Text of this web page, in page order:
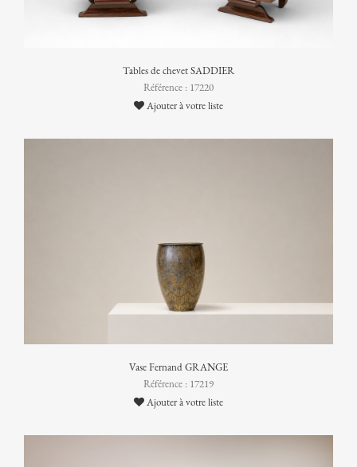
Tables de chevet SADDIER
Référence : 17220
Ajouter à votre liste
Vase Fernand GRANGE
Référence : 17219
Ajouter à votre liste